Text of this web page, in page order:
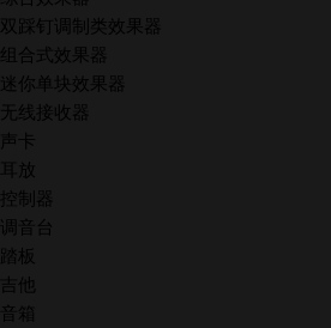
双踩钉调制类效果器
组合式效果器
迷你单块效果器
无线接收器
声卡
耳放
控制器
调音台
踏板
吉他
音箱